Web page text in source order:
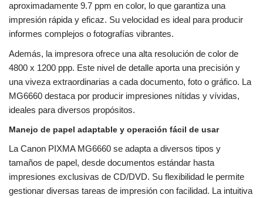
aproximadamente 9.7 ppm en color, lo que garantiza una
impresión rápida y eficaz. Su velocidad es ideal para producir
informes complejos o fotografías vibrantes.
Además, la impresora ofrece una alta resolución de color de
4800 x 1200 ppp. Este nivel de detalle aporta una precisión y
una viveza extraordinarias a cada documento, foto o gráfico. La
MG6660 destaca por producir impresiones nítidas y vívidas,
ideales para diversos propósitos.
Manejo de papel adaptable y operación fácil de usar
La Canon PIXMA MG6660 se adapta a diversos tipos y
tamaños de papel, desde documentos estándar hasta
impresiones exclusivas de CD/DVD. Su flexibilidad le permite
gestionar diversas tareas de impresión con facilidad. La intuitiva